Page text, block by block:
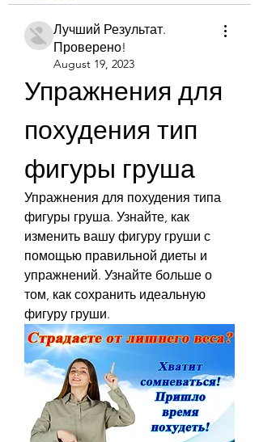
Лучший Результат.
Проверено!
August 19, 2023
Упражнения для
похудения тип
фигуры груша
Упражнения для похудения типа
фигуры груша. Узнайте, как
изменить вашу фигуру груши с
помощью правильной диеты и
упражнений. Узнайте больше о
том, как сохранить идеальную
фигуру груши.